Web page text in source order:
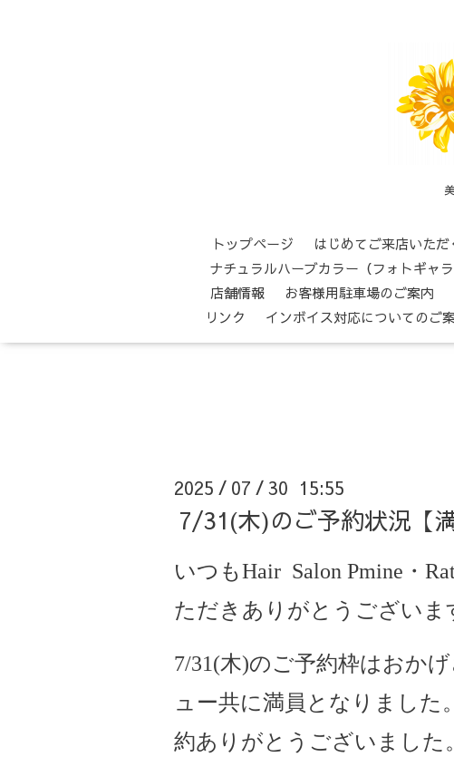
トップページ はじめてご来店いた
ナチュラルハーブカラー（フォトギャラ
店舗情報
お客様用駐車場のご案内
リンク
インボイス対応についてのご
2025 / 07 / 30 15:55
7/31(木)のご予約状況【
いつもHair Salon Pmine・
ただきありがとうございま
7/31(木)のご予約枠はおか
ュー共に満員となりました
約ありがとうございました。